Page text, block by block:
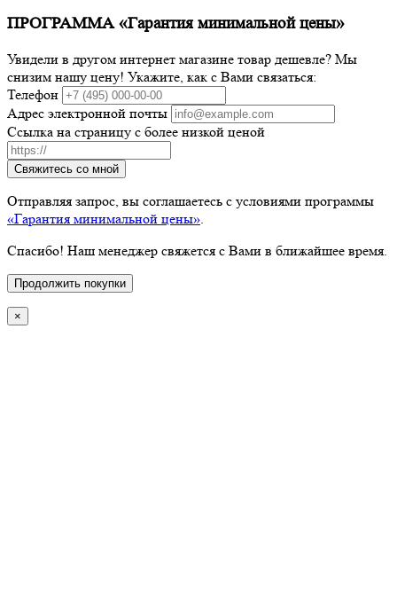
ПРОГРАММА «Гарантия минимальной цены»
Увидели в другом интернет магазине товар дешевле? Мы
снизим нашу цену! Укажите, как с Вами связаться:
Телефон
Адрес электронной почты
Ссылка на страницу с более низкой ценой
Свяжитесь со мной
Отправляя запрос, вы соглашаетесь с условиями программы
«Гарантия минимальной цены».
Спасибо! Наш менеджер свяжется с Вами в ближайшее время.
Продолжить покупки
×